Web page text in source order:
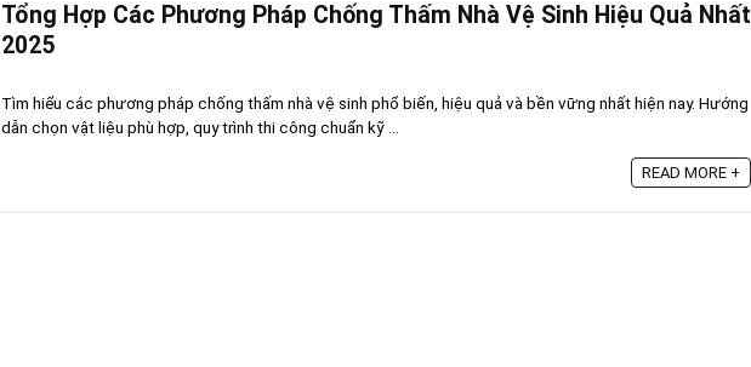
Tổng Hợp Các Phương Pháp Chống Thấm Nhà Vệ Sinh Hiệu Quả Nhất
2025
Tìm hiểu các phương pháp chống thấm nhà vệ sinh phổ biến, hiệu quả và bền vững nhất hiện nay. Hướng
dẫn chọn vật liệu phù hợp, quy trình thi công chuẩn kỹ ...
READ MORE +